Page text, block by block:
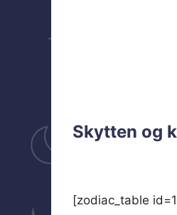
Skytten og
[zodiac_table